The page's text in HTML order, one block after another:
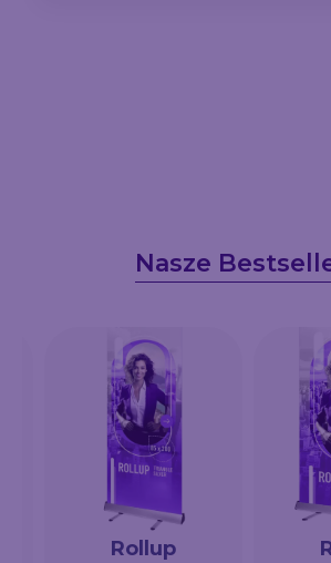
Nasze
Rollup